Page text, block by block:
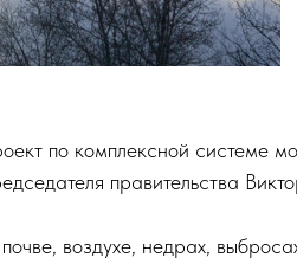
по комплексной системе
правительства
воздухе, недрах,